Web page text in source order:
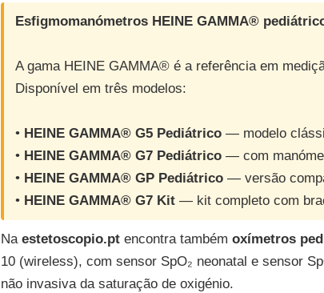
Esfigmomanómetros HEINE GAMMA®
A gama HEINE GAMMA® é a referência em
Disponível em três modelos:
• HEINE GAMMA® G5 Pediátrico — modelo
• HEINE GAMMA® G7 Pediátrico — com
• HEINE GAMMA® GP Pediátrico — versão
• HEINE GAMMA® G7 Kit — kit completo com
Na estetoscopio.pt encontra também oxímetros
10 (wireless), com sensor SpO₂ neonatal e sensor
não invasiva da saturação de oxigénio.